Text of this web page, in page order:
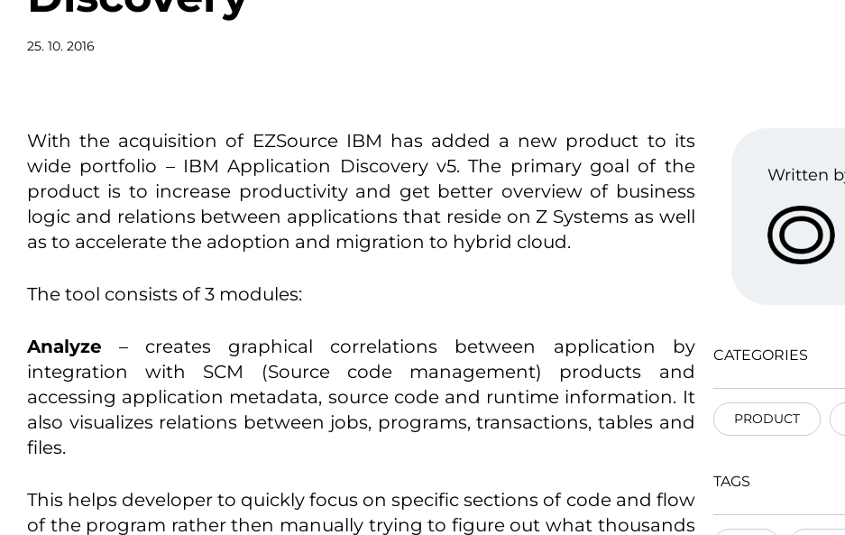
25. 10. 2016
With the acquisition of EZSource IBM has added a new product to its
wide portfolio – IBM Application Discovery v5. The primary goal of the
product is to increase productivity and get better overview of business
logic and relations between applications that reside on Z Systems as well
as to accelerate the adoption and migration to hybrid cloud.
The tool consists of 3 modules:
Analyze – creates graphical correlations between application by
integration with SCM (Source code management) products and
accessing application metadata, source code and runtime information. It
also visualizes relations between jobs, programs, transactions, tables and
files.
This helps developer to quickly focus on specific sections of code and flow
of the program rather then manually trying to figure out what thousands
Written
CATEGORIES
PRODUCT
TAGS